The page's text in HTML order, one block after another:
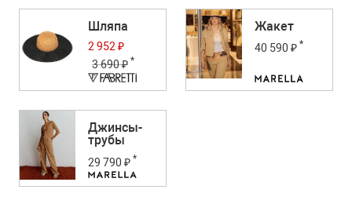
Шляпа
2 952 ₽
3 690 ₽ *
Жакет
40 590 ₽ *
Джинсы-
трубы
29 790 ₽ *